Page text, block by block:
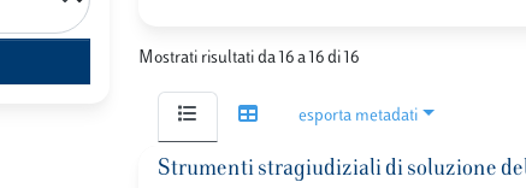
Mostrati risultati da 16 a 16 di 16
esporta metadati
Strumenti stragiudiziali di soluzione